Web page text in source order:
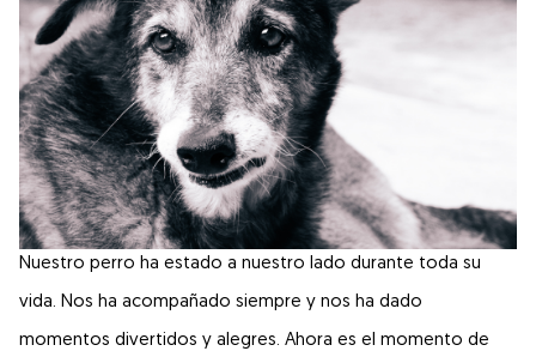
Salud
Accesorios
Educación Canina
Más contenido
Razas
Nuestro perro ha estado a nuestro lado durante toda su
vida. Nos ha acompañado siempre y nos ha dado
momentos divertidos y alegres. Ahora es el momento de